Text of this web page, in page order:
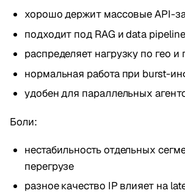
хорошо держит массовые API-
подходит под RAG и data
распределяет нагрузку по гео и
нормальная работа при burst-
удобен для параллельных
Боли:
нестабильность отдельных
перегрузе
разное качество IP влияет на